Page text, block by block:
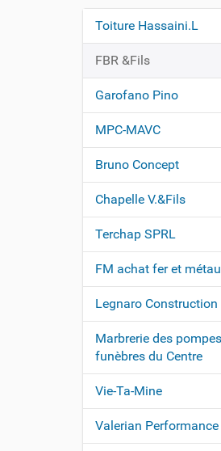
u
ê
e
i
i
:
N
a
v
i
a
t
i
n
Toiture Hassaini.L
FBR &Fils
Garofano Pino
MPC-MAVC
Bruno Concept
Chapelle V.&Fils
Terchap SPRL
FM achat fer et
Legnaro Construction
Marbrerie des pompes
funèbres du Centre
Vie-Ta-Mine
Valerian Performance